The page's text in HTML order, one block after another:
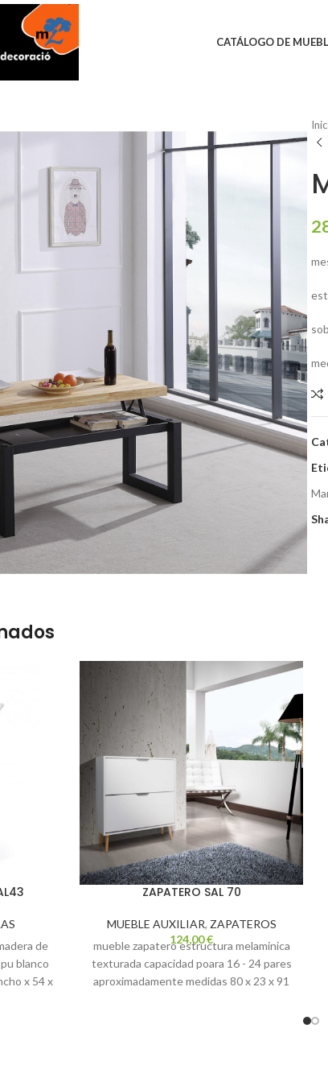
CATÁLOGO DE
de
blanco
x 54 x
ZAPATERO SAL 70
MUEBLE AUXILIAR, ZAPATEROS
124,00€
mueble zapatero estructura melaminica
texturada capacidad poara 16 - 24 pares
aproximadamente medidas 80 x 23 x 91